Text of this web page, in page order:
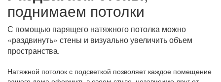
поднимаем потолки
С помощью парящего натяжного потолка можно
«раздвинуть» стены и визуально увеличить объем
пространства.
Натяжной потолок с подсветкой позволяет каждое помещение